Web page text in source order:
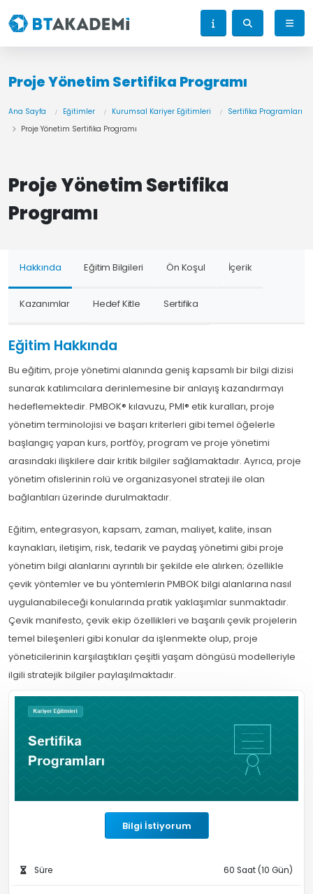
Proje Yönetim Sertifika Programı
Ana Sayfa Eğitimler Kurumsal Kariyer Eğitimleri
Sertifika Programları
Proje Yönetim Sertifika Programı
Proje Yönetim Sertifika
Programı
Hakkında Eğitim Bilgileri Ön Koşul İçerik
Kazanımlar Hedef Kitle Sertifika
Eğitim Hakkında
Bu eğitim, proje yönetimi alanında geniş kapsamlı bir bilgi dizisi
sunarak katılımcılara derinlemesine bir anlayış kazandırmayı
hedeflemektedir. PMBOK® kılavuzu, PMI® etik kuralları, proje
yönetim terminolojisi ve başarı kriterleri gibi temel öğelerle
başlangıç yapan kurs, portföy, program ve proje yönetimi
arasındaki ilişkilere dair kritik bilgiler sağlamaktadır. Ayrıca, proje
yönetim ofislerinin rolü ve organizasyonel strateji ile olan
bağlantıları üzerinde durulmaktadır.
Eğitim, entegrasyon, kapsam, zaman, maliyet, kalite, insan
kaynakları, iletişim, risk, tedarik ve paydaş yönetimi gibi proje
yönetim bilgi alanlarını ayrıntılı bir şekilde ele alırken; özellikle
çevik yöntemler ve bu yöntemlerin PMBOK bilgi alanlarına nasıl
uygulanabileceği konularında pratik yaklaşımlar sunmaktadır.
Çevik manifesto, çevik ekip özellikleri ve başarılı çevik projelerin
temel bileşenleri gibi konular da işlenmekte olup, proje
yöneticilerinin karşılaştıkları çeşitli yaşam döngüsü modelleriyle
ilgili stratejik bilgiler paylaşılmaktadır.
Bilgi İstiyorum
Süre 60 Saat (10 Gün)